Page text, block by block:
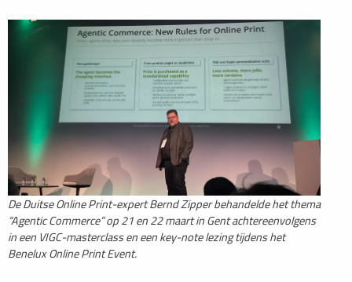
De Duitse Online Print-expert Bernd Zipper behandelde het thema
“Agentic Commerce” op 21 en 22 maart in Gent achtereenvolgens
in een VIGC-masterclass en een key-note lezing tijdens het
Benelux Online Print Event.